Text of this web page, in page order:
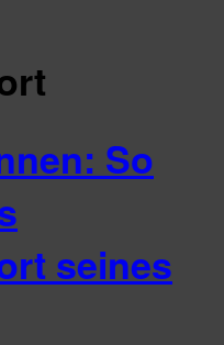
So
seines